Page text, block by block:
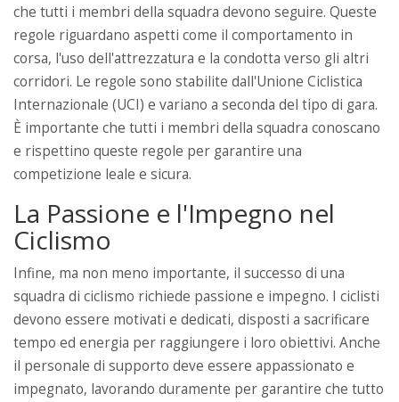
che tutti i membri della squadra devono seguire. Queste
regole riguardano aspetti come il comportamento in
corsa, l'uso dell'attrezzatura e la condotta verso gli altri
corridori. Le regole sono stabilite dall'Unione Ciclistica
Internazionale (UCI) e variano a seconda del tipo di gara.
È importante che tutti i membri della squadra conoscano
e rispettino queste regole per garantire una
competizione leale e sicura.
La Passione e l'Impegno nel
Ciclismo
Infine, ma non meno importante, il successo di una
squadra di ciclismo richiede passione e impegno. I ciclisti
devono essere motivati e dedicati, disposti a sacrificare
tempo ed energia per raggiungere i loro obiettivi. Anche
il personale di supporto deve essere appassionato e
impegnato, lavorando duramente per garantire che tutto